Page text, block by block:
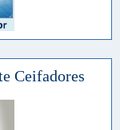
Ceifadores